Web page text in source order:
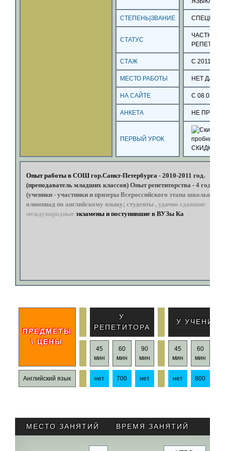
СТЕПЕНЬ|ЗВАНИЕ
СТАТУС
ЧАСТНЫЙ
СТАЖ С 2011
МЕСТО РАБОТЫ НЕТ
НА САЙТЕ С 08.02.16
АНКЕТА НЕ
ПЕРВЫЙ УРОК
СКИДКА
Опытработы в СОШ гор.Санкт-Петербурга - 2010-2011 год.
(преподаватель младших классов) Опытрепетиторства - 4 года
(ученики - участники и призеры Всероссийского этапа школьных
олимпиад по английскому языку; студенты , удачно сдавшие
международные экзамены и поступившие в ВУЗы Канады
ПРЕДМЕТЫ
\ ЦЕНЫ
У
РЕПЕТИТОРА
У УЧЕНИКА
45
мин
60
мин
90
мин
45
мин
60
мин
Английский язык нет 700 нет нет 800
МЕСТО ЗАНЯТИЙ ВРЕМЯ ЗАНЯТИЙ